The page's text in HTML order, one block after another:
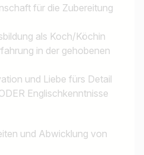
für die Zubereitung
als Koch/Köchin
in der gehobenen
und Liebe fürs Detail
Englischkenntnisse
und Abwicklung von